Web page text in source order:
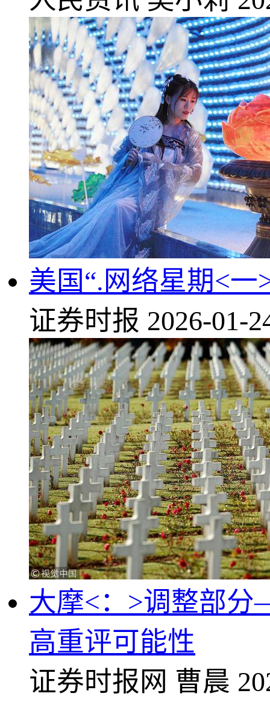
美国“.网络星期<一
证券时报 2026-01-
大摩<：>调整部
高重评可能性
证券时报网 曹晨